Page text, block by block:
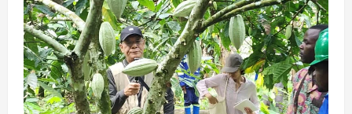
n
o
n
c
é
e
a
u
j
o